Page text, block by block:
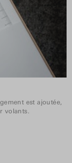
est ajoutée,
volants.